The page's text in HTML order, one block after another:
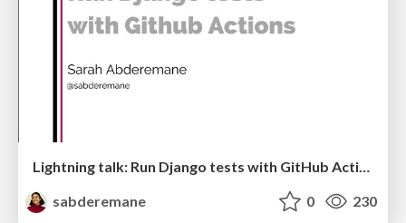
Lightning talk: Run Django tests with GitHub Actions
sabderemane
0 230